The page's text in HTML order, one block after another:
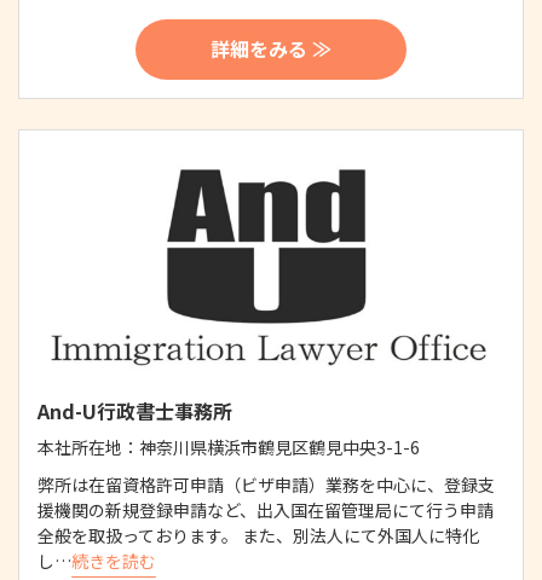
詳細をみる ≫
And-U行政書士事務所
本社所在地： 神奈川県横浜市鶴見区鶴見中央3-1-6
弊所は在留資格許可申請（ビザ申請）業務を中心に、登録支
援機関の新規登録申請など、出入国在留管理局にて行う申請
全般を取扱っております。 また、別法人にて外国人に特化
し…続きを読む